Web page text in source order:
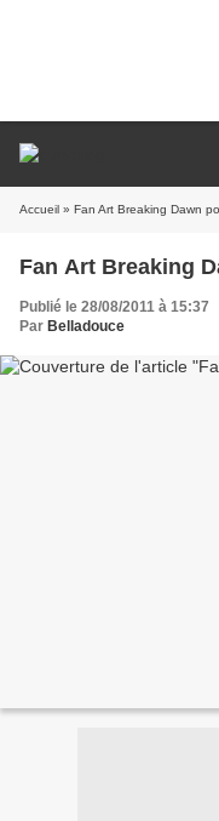
Accueil » Fan Art Breaking Dawn
Fan Art Breaking
Publié le 28/08/2011 à 15:37
Par Belladouce